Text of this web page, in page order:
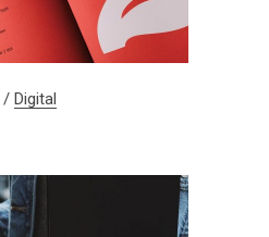
Digital